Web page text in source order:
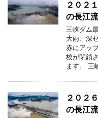
２０２
の長江
三峡ダム
大雨、深
赤にアッ
校が閉鎖
ます。 三
２０２
の長江